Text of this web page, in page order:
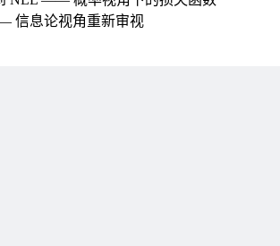
信息论视角重新审视